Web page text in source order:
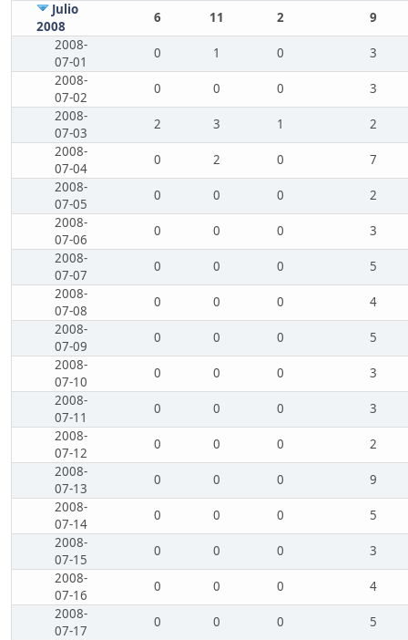
Julio
2008
6 11 2
9
2008-
07-01
0 1 0
3
2008-
07-02
0 0 0
3
2008-
07-03
2 3 1
2
2008-
07-04
0 2 0
7
2008-
07-05
0 0 0
2
2008-
07-06
0 0 0
3
2008-
07-07
0 0 0
5
2008-
07-08
0 0 0
4
2008-
07-09
0 0 0
5
2008-
07-10
0 0 0
3
2008-
07-11
0 0 0
3
2008-
07-12
0 0 0
2
2008-
07-13
0 0 0
9
2008-
07-14
0 0 0
5
2008-
07-15
0 0 0
3
2008-
07-16
0 0 0
4
2008-
07-17
0 0 0
5